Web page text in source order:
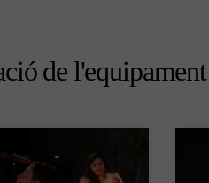
de l'equipament